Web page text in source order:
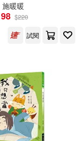
）
施暖暖
$220
試閱